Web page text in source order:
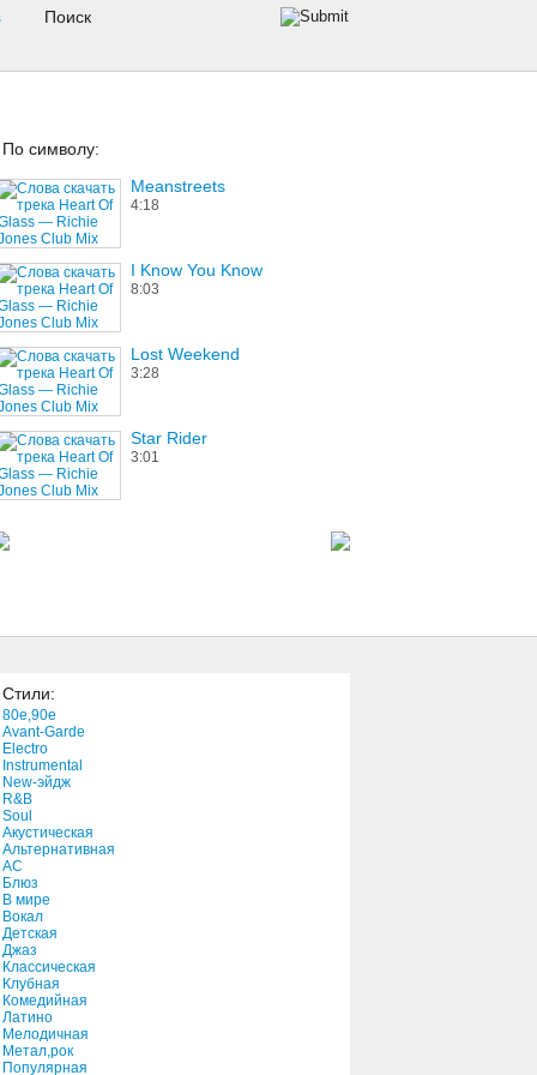
По символу:
Meanstreets
4:18
I Know You Know
8:03
Lost Weekend
3:28
Star Rider
3:01
2:10
Стили:
80e,90e
Avant-Garde
Electro
Instrumental
New-эйдж
R&B
Soul
Акустическая
Альтернативная
АС
Блюз
В мире
Вокал
Детская
Джаз
Классическая
Клубная
Комедийная
Латино
Мелодичная
Метал,рок
Популярная